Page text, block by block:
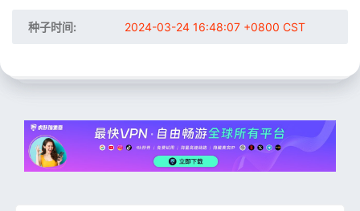
种子时间: 2024-03-24 16:48:07 +0800 CST